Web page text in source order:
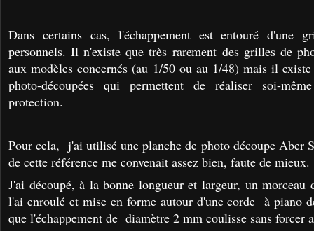
Dans certains cas, l'échappement est entouré d'une
personnels. Il n'existe que très rarement des grilles de
aux modèles concernés (au 1/50 ou au 1/48) mais il
photo-découpées qui permettent de réaliser soi-
protection.
Pour cela, j'ai utilisé une planche de photo découpe Aber
de cette référence me convenait assez bien, faute de mieux.
J'ai découpé, à la bonne longueur et largeur, un morceau
l'ai enroulé et mise en forme autour d'une corde à piano
que l'échappement de diamètre 2 mm coulisse sans forcer